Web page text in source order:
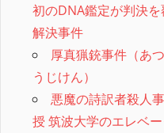
初のDNA鑑定が判決
解決事件
厚真猟銃事件（あ
うじけん）
悪魔の詩訳者殺人
授 筑波大学のエレベ